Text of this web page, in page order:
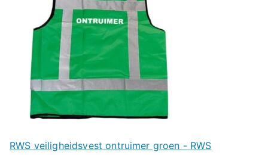
RWS veiligheidsvest ontruimer groen - RWS